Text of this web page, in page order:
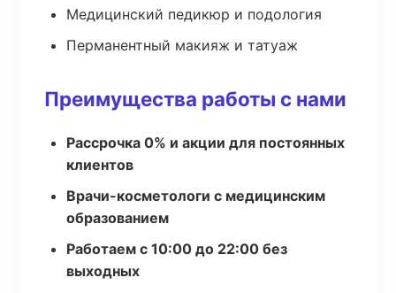
Медицинский педикюр и подология
Перманентный макияж и татуаж
Преимущества работы с нами
Рассрочка 0% и акции для постоянных
клиентов
Врачи-косметологи с медицинским
образованием
Работаем с 10:00 до 22:00 без
выходных